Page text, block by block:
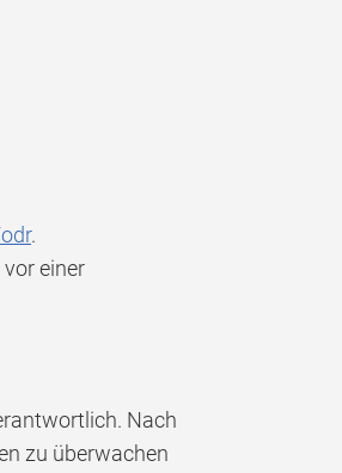
.
einer
Nach
zu überwachen